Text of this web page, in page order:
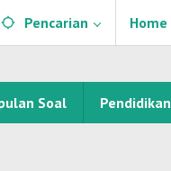
Pencarian Home
Soal Pendidikan